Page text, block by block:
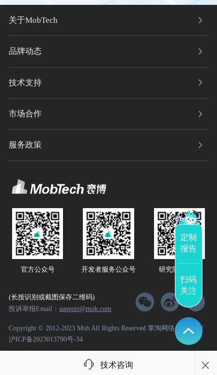
定制
报告
扫码
关注
技术咨询
关于MobTech
品牌动态
技术支持
市场合作
服务政策
官方公众号 开发者服务公众号 研究院公众号
(长按识别或截图保存二维码)
投诉举报Email： support@mob.com
Copyright © 2012-2023 Mob All Rights Reserved 掌淘网络 版权所有
沪ICP备2023013790号-34